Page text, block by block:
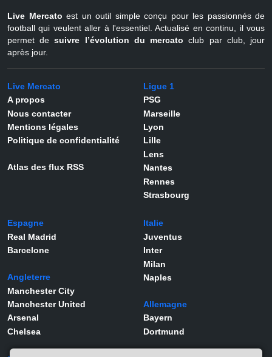
Live Mercato est un outil simple conçu pour les passionnés de
football qui veulent aller à l'essentiel. Actualisé en continu, il vous
permet desuivre l’évolution du mercato club par club, jour
après jour.
Live Mercato
A propos
Nous contacter
Mentions légales
Politique de confidentialité
Atlas des flux RSS
Ligue 1
PSG
Marseille
Lyon
Lille
Lens
Nantes
Rennes
Strasbourg
Espagne
Real Madrid
Barcelone
Angleterre
Manchester City
Manchester United
Arsenal
Chelsea
Italie
Juventus
Inter
Milan
Naples
Allemagne
Bayern
Dortmund